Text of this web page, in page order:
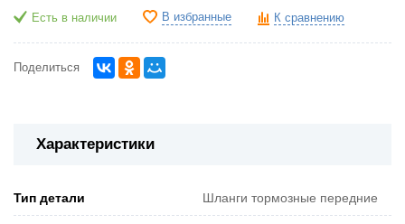
Есть в наличии В избранные К сравнению
Поделиться
Характеристики
Тип детали Шланги тормозные передние